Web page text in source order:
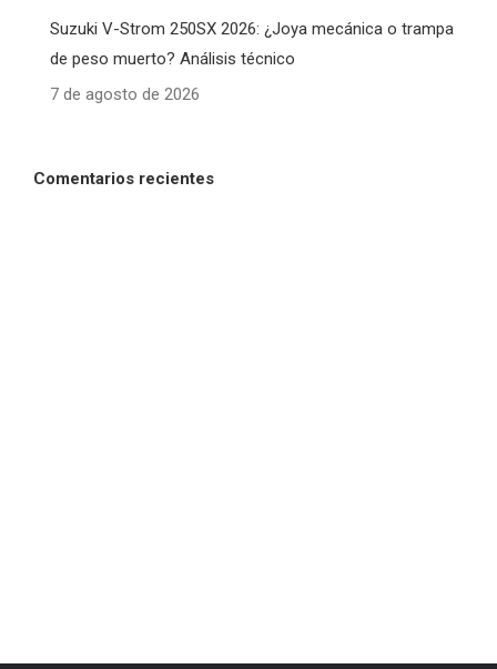
Suzuki V-Strom 250SX 2026: ¿Joya mecánica o trampa
de peso muerto? Análisis técnico
7 de agosto de 2026
Comentarios recientes